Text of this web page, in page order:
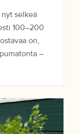
selkeä
100–200
on,
–